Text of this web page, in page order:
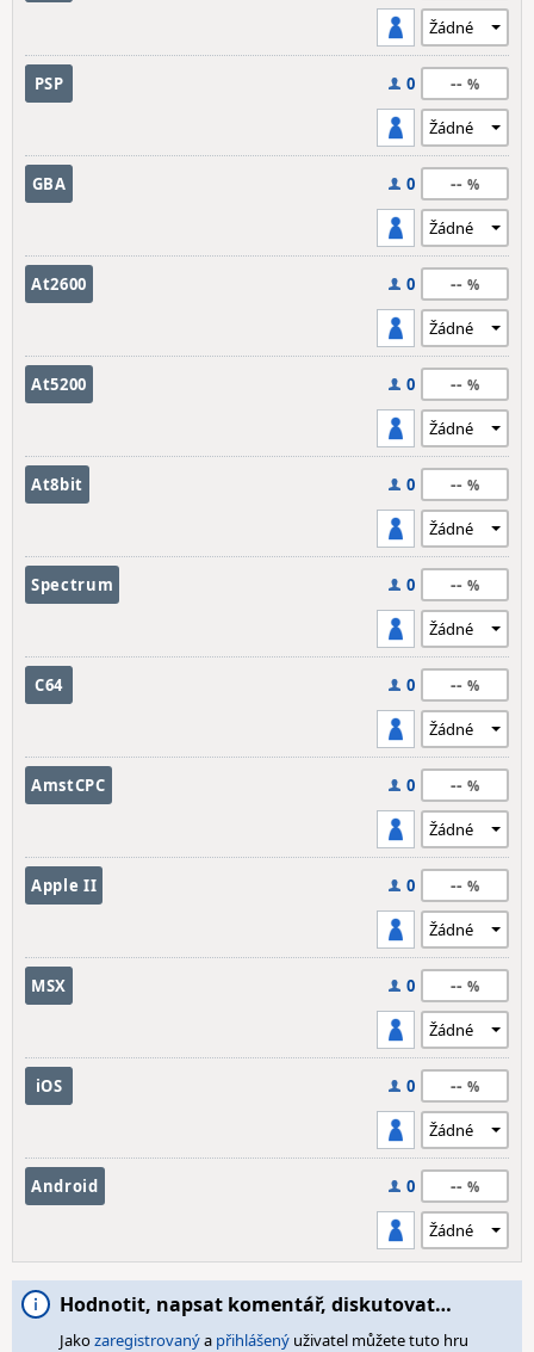
PSP 0 --
GBA 0 --
At2600 0 --
At5200 0 --
At8bit 0 --
Spectrum 0 --
C64 0 --
AmstCPC 0 --
Apple II 0 --
MSX 0 --
iOS 0 --
Android 0 --
Hodnotit, napsat komentář, diskutovat…
Jakozaregistrovanýa přihlášený uživatel můžete tuto hru